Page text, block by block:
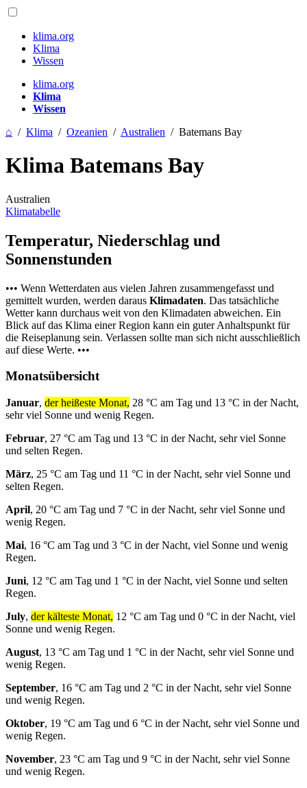
klima.org
Klima
Wissen
klima.org
Klima
Wissen
⌂ / Klima / Ozeanien / Australien / Batemans Bay
Klima Batemans Bay
Australien
Klimatabelle
Temperatur, Niederschlag und
Sonnenstunden
••• Wenn Wetterdaten aus vielen Jahren zusammengefasst und
gemittelt wurden, werden daraus Klimadaten. Das tatsächliche
Wetter kann durchaus weit von den Klimadaten abweichen. Ein
Blick auf das Klima einer Region kann ein guter Anhaltspunkt für
die Reiseplanung sein. Verlassen sollte man sich nicht ausschließlich
auf diese Werte. •••
Monatsübersicht
Januar, der heißeste Monat, 28 °C am Tag und 13 °C in der Nacht,
sehr viel Sonne und wenig Regen.
Februar, 27 °C am Tag und 13 °C in der Nacht, sehr viel Sonne
und selten Regen.
März, 25 °C am Tag und 11 °C in der Nacht, sehr viel Sonne und
selten Regen.
April, 20 °C am Tag und 7 °C in der Nacht, sehr viel Sonne und
wenig Regen.
Mai, 16 °C am Tag und 3 °C in der Nacht, viel Sonne und wenig
Regen.
Juni, 12 °C am Tag und 1 °C in der Nacht, viel Sonne und selten
Regen.
July, der kälteste Monat, 12 °C am Tag und 0 °C in der Nacht, viel
Sonne und wenig Regen.
August, 13 °C am Tag und 1 °C in der Nacht, sehr viel Sonne und
wenig Regen.
September, 16 °C am Tag und 2 °C in der Nacht, sehr viel Sonne
und wenig Regen.
Oktober, 19 °C am Tag und 6 °C in der Nacht, sehr viel Sonne und
wenig Regen.
November, 23 °C am Tag und 9 °C in der Nacht, sehr viel Sonne
und wenig Regen.